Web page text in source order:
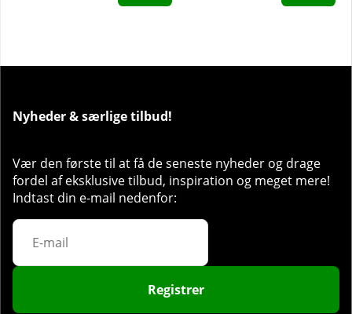
Nyheder & særlige tilbud!
Vær den første til at få de seneste nyheder og drage
fordel af eksklusive tilbud, inspiration og meget mere!
Indtast din e-mail nedenfor:
Registrer